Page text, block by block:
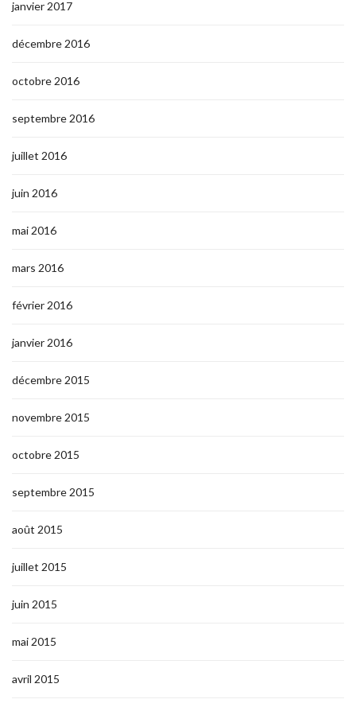
janvier 2017
décembre 2016
octobre 2016
septembre 2016
juillet 2016
juin 2016
mai 2016
mars 2016
février 2016
janvier 2016
décembre 2015
novembre 2015
octobre 2015
septembre 2015
août 2015
juillet 2015
juin 2015
mai 2015
avril 2015